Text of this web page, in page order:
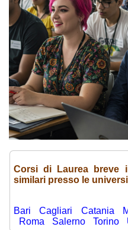
Corsi di Laurea breve
similari presso le
Bari -Cagliari Catania
Roma Salerno -Torino